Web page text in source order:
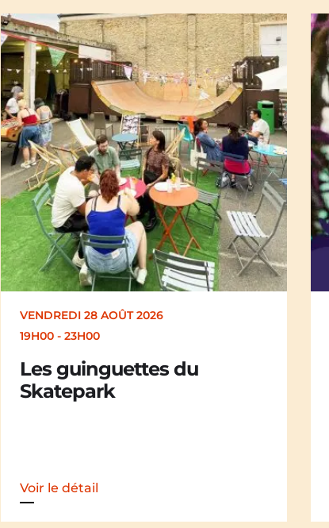
VENDREDI 28 AOÛT 2026
19H30
Merle [Un dernier soir
d’été : festival itinérant]
Voir le détail